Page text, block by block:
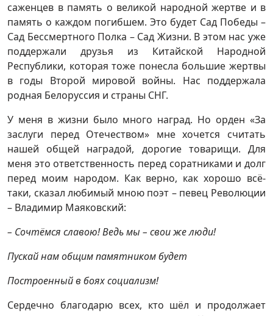
саженцев в память о великой народной жертве и в
память о каждом погибшем. Это будет Сад Победы –
Сад Бессмертного Полка – Сад Жизни. В этом нас уже
поддержали друзья из Китайской Народной
Республики, которая тоже понесла большие жертвы
в годы Второй мировой войны. Нас поддержала
родная Белоруссия и страны СНГ.
У меня в жизни было много наград. Но орден «За
заслуги перед Отечеством» мне хочется считать
нашей общей наградой, дорогие товарищи. Для
меня это ответственность перед соратниками и долг
перед моим народом. Как верно, как хорошо всё-
таки, сказал любимый мною поэт – певец Революции
– Владимир Маяковский:
– Сочтёмся славою! Ведь мы – свои же люди!
Пускай нам общим памятником будет
Построенный в боях социализм!
Сердечно благодарю всех, кто шёл и продолжает